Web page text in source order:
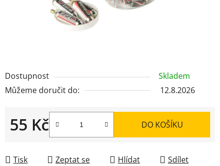
Dostupnost
Skladem
Můžeme doručit do:
12.8.2026
55 Kč
Měrná cena:
DO KOŠÍKU
Tisk Zeptat se Hlídat Sdílet